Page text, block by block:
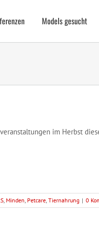
Models gesucht
im Herbst
, Minden, Petcare, Tiernahrung | 0